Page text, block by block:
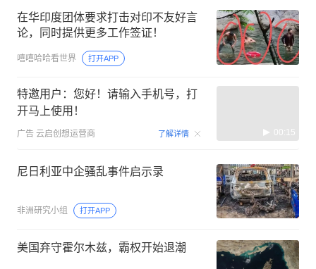
在华印度团体要求打击对印不友好言
论，同时提供更多工作签证！
嘻嘻哈哈看世界 打开APP
特邀用户：您好！请输入手机号，打
开马上使用！
广告 云启创想运营商 了解详情 00:15
尼日利亚中企骚乱事件启示录
非洲研究小组 打开APP
美国弃守霍尔木兹，霸权开始退潮